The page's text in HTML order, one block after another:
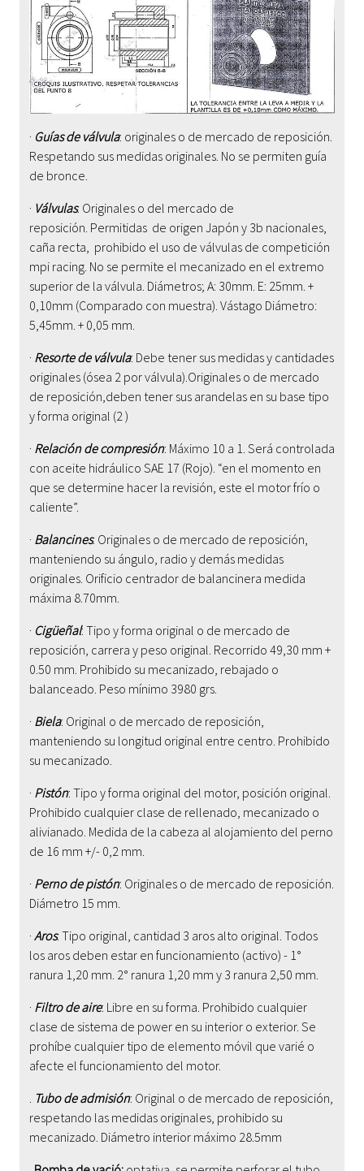
· Guías de válvula: originales o de mercado de reposición.
Respetando sus medidas originales. No se permiten guía
de bronce.
· Válvulas: Originales o del mercado de
reposición. Permitidas de origen Japón y 3b nacionales,
caña recta, prohibido el uso de válvulas de competición
mpi racing. No se permite el mecanizado en el extremo
superior de la válvula. Diámetros; A: 30mm. E: 25mm. +
0,10mm (Comparado con muestra). Vástago Diámetro:
5,45mm. + 0,05 mm.
· Resorte de válvula: Debe tener sus medidas y cantidades
originales (ósea 2 por válvula).Originales o de mercado
de reposición ,deben tener sus arandelas en su base tipo
y forma original (2 )
· Relación de compresión: Máximo 10 a 1. Será controlada
con aceite hidráulico SAE 17 (Rojo). “en el momento en
que se determine hacer la revisión, este el motor frío o
caliente”.
· Balancines: Originales o de mercado de reposición,
manteniendo su ángulo, radio y demás medidas
originales. Orificio centrador de balancinera medida
máxima 8.70mm.
· Cigüeñal: Tipo y forma original o de mercado de
reposición, carrera y peso original. Recorrido 49,30 mm +
0.50 mm. Prohibido su mecanizado, rebajado o
balanceado. Peso mínimo 3980 grs.
· Biela: Original o de mercado de reposición,
manteniendo su longitud original entre centro. Prohibido
su mecanizado.
· Pistón: Tipo y forma original del motor, posición original.
Prohibido cualquier clase de rellenado, mecanizado o
alivianado. Medida de la cabeza al alojamiento del perno
de 16 mm +/- 0,2 mm.
· Perno de pistón: Originales o de mercado de reposición.
Diámetro 15 mm.
· Aros: Tipo original, cantidad 3 aros alto original. Todos
los aros deben estar en funcionamiento (activo) - 1°
ranura 1,20 mm. 2° ranura 1,20 mm y 3 ranura 2,50 mm.
· Filtro de aire: Libre en su forma. Prohibido cualquier
clase de sistema de power en su interior o exterior. Se
prohíbe cualquier tipo de elemento móvil que varié o
afecte el funcionamiento del motor.
Tubo de admisión: Original o de mercado de reposición,
respetando las medidas originales, prohibido su
mecanizado. Diámetro interior máximo 28.5mm